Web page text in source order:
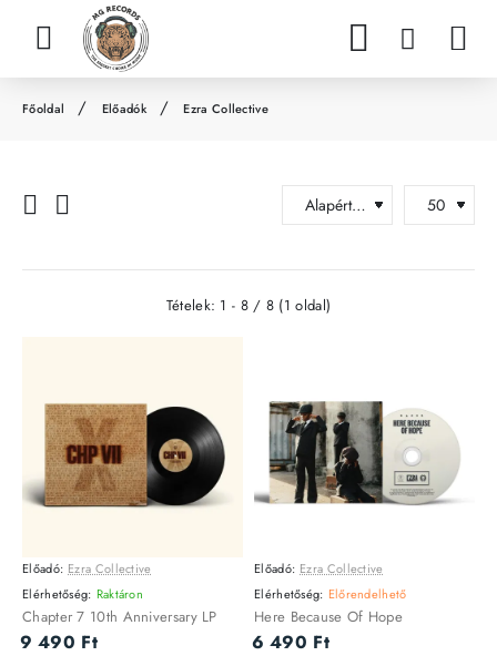
e
Előadók Ezra Collective
Tételek: 1 - 8 / 8 (1 oldal)
Utolsó darab
CD
Előadó: Ezra Collective
Elérhetőség: Raktáron
Chapter 7 10th Anniversary LP
9 490 Ft
CD
Előadó: Ezra Collective
Elérhetőség: Előrendelhető
Here Because Of Hope
6 490 Ft